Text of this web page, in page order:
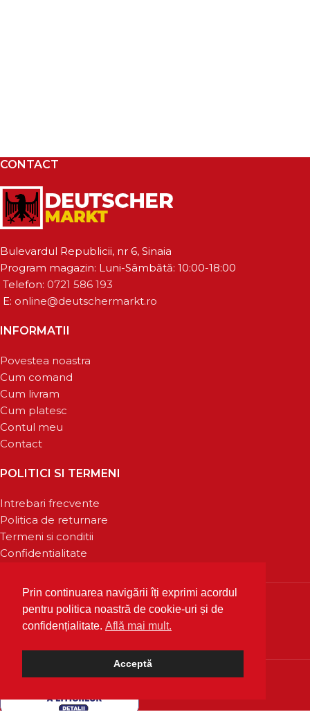
Prin continuarea navigării îți exprimi acordul
pentru politica noastră de cookie-uri și de
confidențialitate. Află mai mult.
Acceptă
CONTACT
Bulevardul Republicii, nr 6, Sinaia
Program magazin: Luni-Sâmbătă: 10:00-18:00
Telefon: 0721 586 193
E: online@deutschermarkt.ro
INFORMATII
Povestea noastra
Cum comand
Cum livram
Cum platesc
Contul meu
Contact
POLITICI SI TERMENI
Intrebari frecvente
Politica de returnare
Termeni si conditii
Confidentialitate